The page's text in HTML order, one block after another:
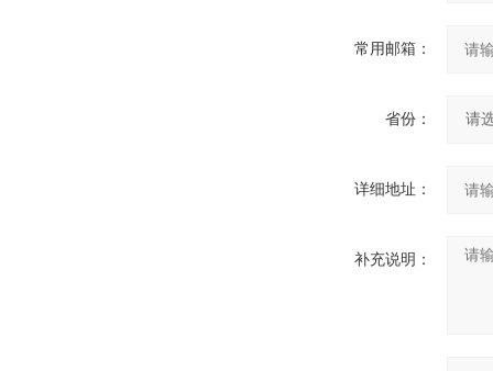
常用邮箱：
省份：
详细地址：
补充说明：